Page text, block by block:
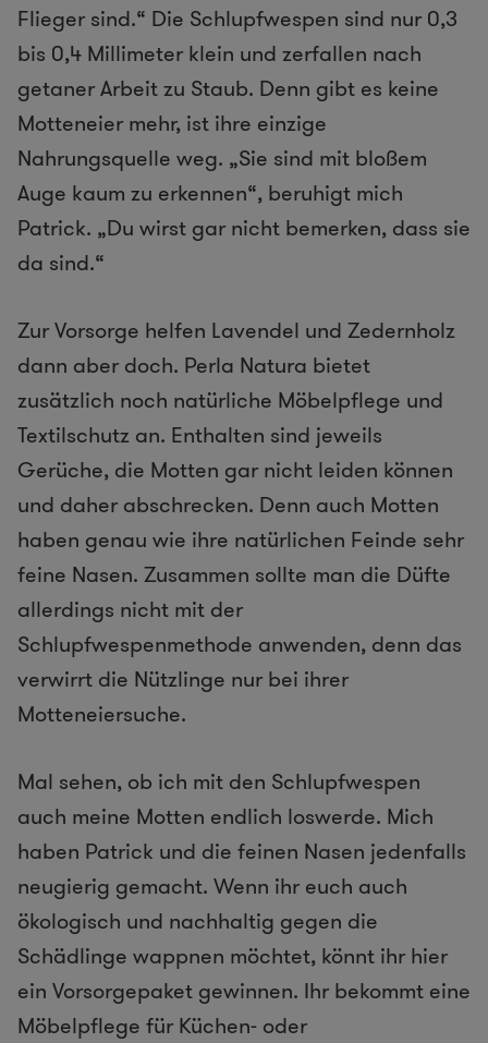
Flieger sind.“ Die Schlupfwespen sind nur 0,3
bis 0,4 Millimeter klein und zerfallen nach
getaner Arbeit zu Staub. Denn gibt es keine
Motteneier mehr, ist ihre einzige
Nahrungsquelle weg. „Sie sind mit bloßem
Auge kaum zu erkennen“, beruhigt mich
Patrick. „Du wirst gar nicht bemerken, dass sie
da sind.“
Zur Vorsorge helfen Lavendel und Zedernholz
dann aber doch. Perla Natura bietet
zusätzlich noch natürliche Möbelpflege und
Textilschutz an. Enthalten sind jeweils
Gerüche, die Motten gar nicht leiden können
und daher abschrecken. Denn auch Motten
haben genau wie ihre natürlichen Feinde sehr
feine Nasen. Zusammen sollte man die Düfte
allerdings nicht mit der
Schlupfwespenmethode anwenden, denn das
verwirrt die Nützlinge nur bei ihrer
Motteneiersuche.
Mal sehen, ob ich mit den Schlupfwespen
auch meine Motten endlich loswerde. Mich
haben Patrick und die feinen Nasen jedenfalls
neugierig gemacht. Wenn ihr euch auch
ökologisch und nachhaltig gegen die
Schädlinge wappnen möchtet, könnt ihr hier
ein Vorsorgepaket gewinnen. Ihr bekommt eine
Möbelpflege für Küchen- oder